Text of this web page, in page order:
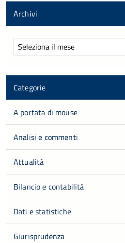
Archivi
Archivi
Categorie
A portata di mouse
Analisi e commenti
Attualità
Bilancio e contabilità
Dati e statistiche
Giurisprudenza